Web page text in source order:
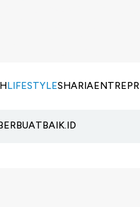
LIFESTYLESHARIA